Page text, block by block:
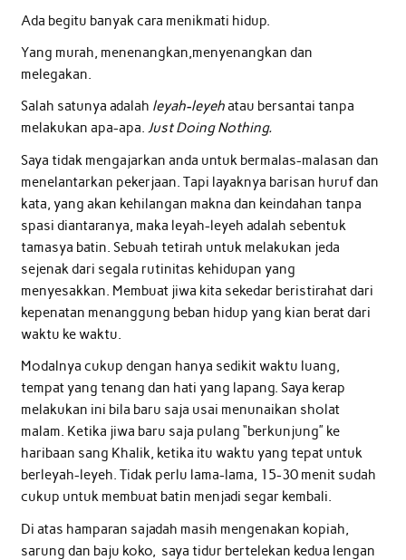
Ada begitu banyak cara menikmati hidup.
Yang murah, menenangkan,menyenangkan dan
melegakan.
Salah satunya adalah leyah-leyehatau bersantai tanpa
melakukan apa-apa. Just Doing Nothing.
Saya tidak mengajarkan anda untuk bermalas-malasan dan
menelantarkan pekerjaan. Tapi layaknya barisan huruf dan
kata, yang akan kehilangan makna dan keindahan tanpa
spasi diantaranya, maka leyah-leyeh adalah sebentuk
tamasya batin. Sebuah tetirah untuk melakukan jeda
sejenak dari segala rutinitas kehidupan yang
menyesakkan. Membuat jiwa kita sekedar beristirahat dari
kepenatan menanggung beban hidup yang kian berat dari
waktu ke waktu.
Modalnya cukup dengan hanya sedikit waktu luang,
tempat yang tenang dan hati yang lapang. Saya kerap
melakukan ini bila baru saja usai menunaikan sholat
malam. Ketika jiwa baru saja pulang “berkunjung” ke
haribaan sang Khalik, ketika itu waktu yang tepat untuk
berleyah-leyeh. Tidak perlu lama-lama, 15-30 menit sudah
cukup untuk membuat batin menjadi segar kembali.
Di atas hamparan sajadah masih mengenakan kopiah,
sarung dan baju koko, saya tidur bertelekan kedua lengan